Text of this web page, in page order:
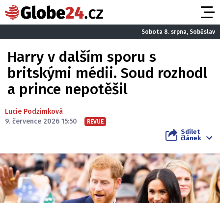
Sobota 8. srpna, Soběslav
Harry v dalším sporu s
britskými médii. Soud rozhodl
a prince nepotěšil
Lucie Podzimková
9. července 2026 15:50
REVUE
Sdílet
článek